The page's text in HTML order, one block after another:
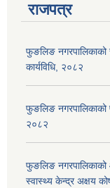
राजपत्र
फुङलिङ नगरपालिकाको
कार्यविधि, २०८२
फुङलिङ नगरपालिकाको
२०८२
फुङलिङ नगरपालिकाको
स्वास्थ्य केन्द्र अक्षय